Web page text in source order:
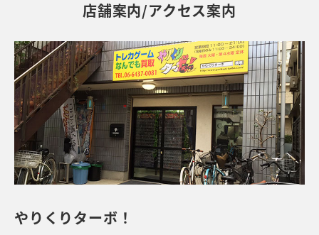
店舗案内/アクセス案内
やりくりターボ！